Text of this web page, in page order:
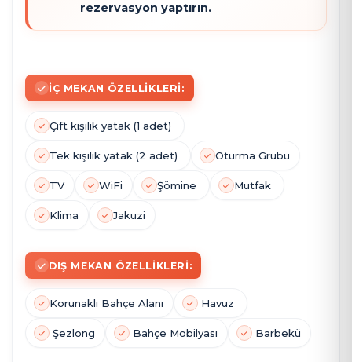
rezervasyon yaptırın.
İÇ MEKAN ÖZELLIKLERI:
Çift kişilik yatak (1 adet)
Tek kişilik yatak (2 adet) Oturma Grubu
TV WiFi Şömine Mutfak
Klima Jakuzi
DIŞ MEKAN ÖZELLIKLERI:
Korunaklı Bahçe Alanı Havuz
Şezlong Bahçe Mobilyası Barbekü